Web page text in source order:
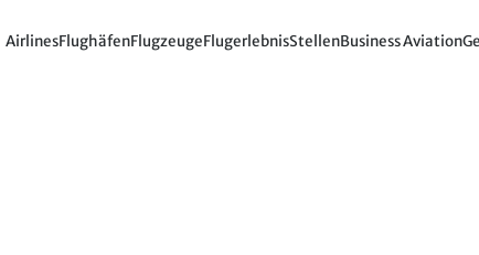
AirlinesFlughäfenFlugzeugeFlugerlebnisStellenBusiness Aviation